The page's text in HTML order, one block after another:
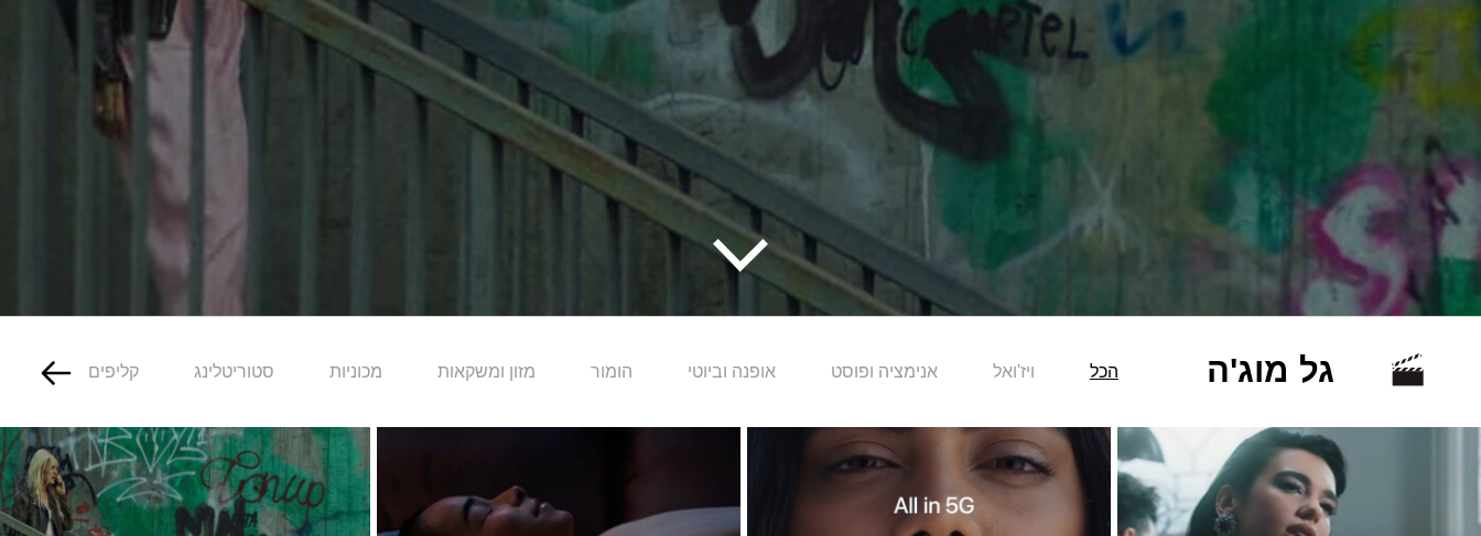
גל מוג'ה הכל ויז'ואל אנימציה ופוסט אופנה וביוטי הומור מזון ומשקאות מכוניות סטוריטלינג קליפים